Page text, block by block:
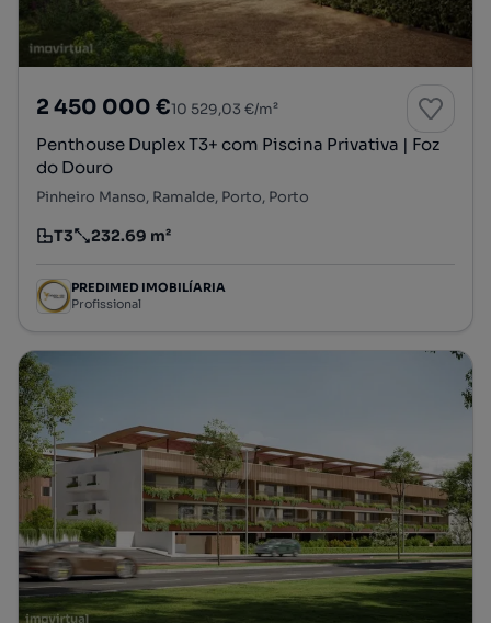
2 450 000 €10 529,03 €/m²
Penthouse Duplex T3+ com Piscina Privativa | Foz
do Douro
Pinheiro Manso, Ramalde, Porto, Porto
Tipologia
T3
Preço por metro quadrado
232.69 m²
PREDIMED IMOBILÍARIA
Profissional